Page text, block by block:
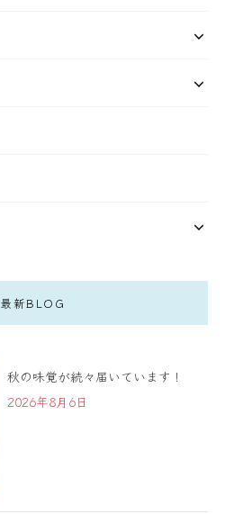
最新BLOG
秋の味覚が続々届いています！
2026年8月6日